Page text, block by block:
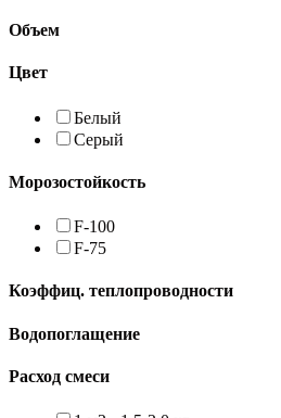
Объем
Цвет
Белый
Серый
Морозостойкость
F-100
F-75
Коэффиц. теплопроводности
Водопоглащение
Расход смеси